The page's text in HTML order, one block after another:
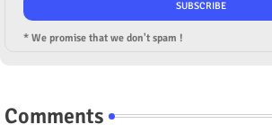
* We promise that we don't spam !
Comments